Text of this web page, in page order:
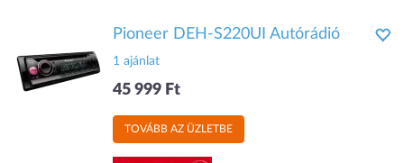
Pioneer DEH-S220UI Autórádió
1 ajánlat
45 999 Ft
TOVÁBB AZ ÜZLETBE